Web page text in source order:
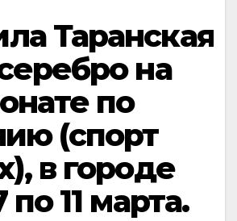
Таранская
на
по
(спорт
в городе
11 марта.